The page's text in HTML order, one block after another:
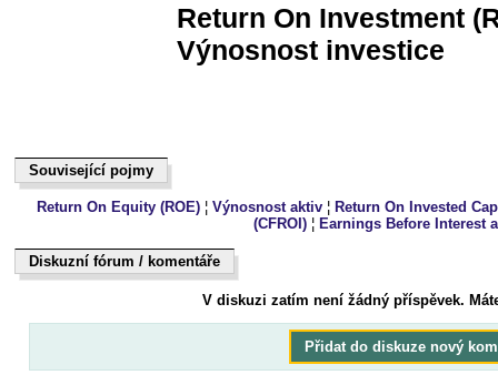
Return On Investment
Výnosnost investice
Související pojmy
Související pojmy
Return On Equity (ROE) ¦ Výnosnost aktiv ¦ Return On Invested
(CFROI) ¦ Earnings Before Interest
Diskuzní fórum / komentáře
Dukiszín fmóur / kteoeřnám
V diskuzi zatím není žádný příspěvek.
Přidat do diskuze nový